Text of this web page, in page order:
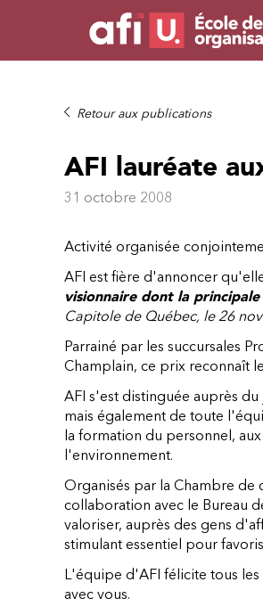
Retour aux publications
AFI lauréate
31 octobre 2008
Activité organisée
AFI est fière d'annoncer
visionnaire dont la
Capitole de Québec, le 26
Parrainé par les succursales
Champlain, ce prix reconnaît
AFI s'est distinguée auprès
mais également de toute
la formation du personnel,
l'environnement.
Organisés par la Chambre de
collaboration avec le Bureau
valoriser, auprès des gens
stimulant essentiel pour
L'équipe d'AFI félicite tous
avec vous.